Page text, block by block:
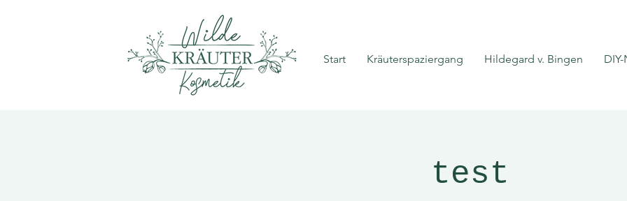
Start Kräuterspaziergang Hildegard v. Bingen
test